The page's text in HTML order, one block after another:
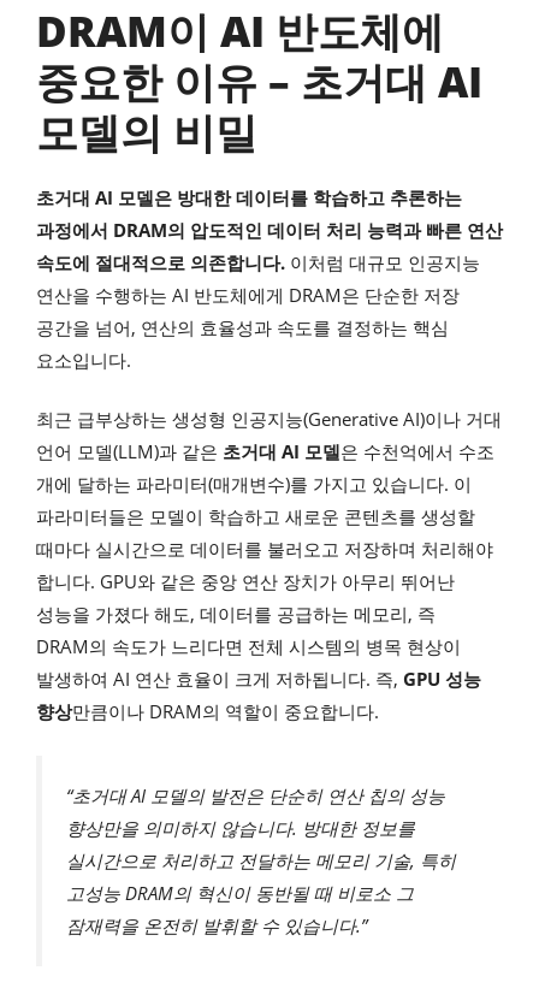
DRAM이 AI 반도체에
중요한 이유 – 초거대 AI
모델의 비밀
초거대 AI 모델은 방대한 데이터를 학습하고 추론하는
과정에서 DRAM의 압도적인 데이터 처리 능력과 빠른 연산
속도에 절대적으로 의존합니다. 이처럼 대규모 인공지능
연산을 수행하는 AI 반도체에게 DRAM은 단순한 저장
공간을 넘어, 연산의 효율성과 속도를 결정하는 핵심
요소입니다.
최근 급부상하는 생성형 인공지능(Generative AI)이나 거대
언어 모델(LLM)과 같은 초거대 AI 모델은 수천억에서 수조
개에 달하는 파라미터(매개변수)를 가지고 있습니다. 이
파라미터들은 모델이 학습하고 새로운 콘텐츠를 생성할
때마다 실시간으로 데이터를 불러오고 저장하며 처리해야
합니다. GPU와 같은 중앙 연산 장치가 아무리 뛰어난
성능을 가졌다 해도, 데이터를 공급하는 메모리, 즉
DRAM의 속도가 느리다면 전체 시스템의 병목 현상이
발생하여 AI 연산 효율이 크게 저하됩니다. 즉, GPU 성능
향상만큼이나 DRAM의 역할이 중요합니다.
“초거대 AI 모델의 발전은 단순히 연산 칩의 성능
향상만을 의미하지 않습니다. 방대한 정보를
실시간으로 처리하고 전달하는 메모리 기술, 특히
고성능 DRAM의 혁신이 동반될 때 비로소 그
잠재력을 온전히 발휘할 수 있습니다.”